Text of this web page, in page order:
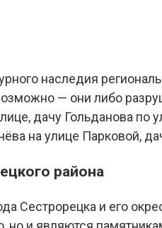
наследия
— они либо
дачу Гольданова по
на улице Парковой,
района
Сестрорецка и его